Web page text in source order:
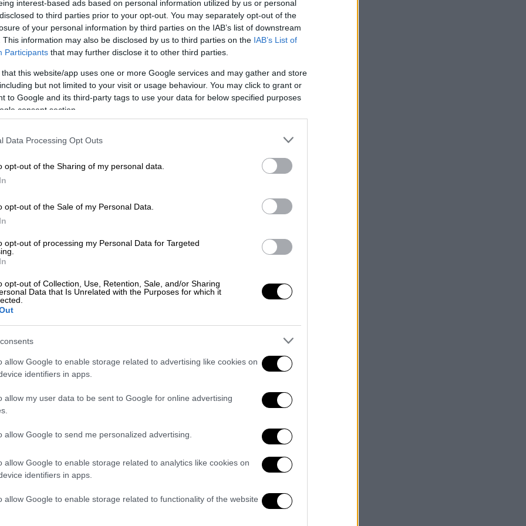
interest-based ads based on personal information utilized by us or personal
to third parties prior to your opt-out. You may separately opt-out of the
of your personal information by third parties on the IAB’s list of downstream
This information may also be disclosed by us to third parties on the IAB’s List of
Participants that may further disclose it to other third parties.
that this website/app uses one or more Google services and may gather and store
but not limited to your visit or usage behaviour. You may click to grant or
to Google and its third-party tags to use your data for below specified purposes
consent section.
Data Processing Opt Outs
opt-out of the Sharing of my personal data.
opt-out of the Sale of my Personal Data.
opt-out of processing my Personal Data for Targeted
opt-out of Collection, Use, Retention, Sale, and/or Sharing
Data that Is Unrelated with the Purposes for which it
allow Google to enable storage related to advertising like cookies on
identifiers in apps.
allow my user data to be sent to Google for online advertising
allow Google to send me personalized advertising.
allow Google to enable storage related to analytics like cookies on
identifiers in apps.
allow Google to enable storage related to functionality of the website
300 φορές τη γλυκύτητα της ζάχαρης,
δείκτη. Αυτή η φυσική
ποσότητας του συστατικού.
που συναντάται σε πολλά τεχνητά
επιπτώσεις της ζάχαρης είναι πλεόν
ζαχαροκάλαμου έχει
οικοσυστήματα του κόσμου, μειώνοντας
ακτής του Ατλαντικού της
Η στέβια από την άλλη, απαιτεί μόνο
που απαιτείται για την παραγωγή της
στη ζάχαρη.
τουΠαγκόσμιου Οργανισμού Υγείας
δημοφιλές τεχνητό γλυκαντικό που
αναψυκτικά διαίτης και οι τσίχλες
πρέπει να χαρακτηριστεί ως «πιθανώς